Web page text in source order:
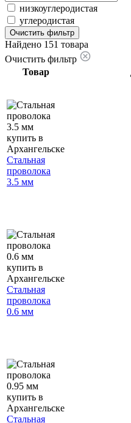
низкоуглеродистая
углеродистая
Очистить фильтр
Найдено 151 товара
Очистить фильтр
Товар
Стальная
проволока
3.5 мм
Стальная
проволока
0.6 мм
Стальная